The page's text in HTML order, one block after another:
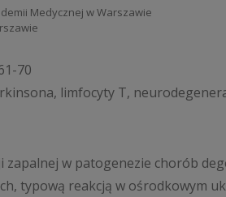
Medycznej w Warszawie
70
limfocyty T,
w patogenezie chorób
typową reakcją w ośrodkowym